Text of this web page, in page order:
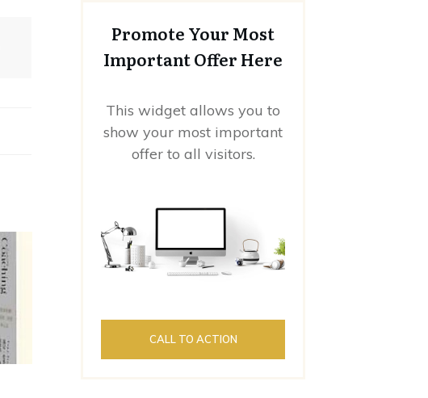
Promote Your Most
Important Offer Here
This widget allows you to
show your most important
offer to all visitors.
CALL TO ACTION